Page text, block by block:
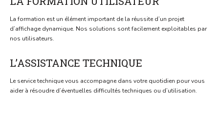
La formation est un élément important de la réussite d’un projet
d’affichage dynamique. Nos solutions sont facilement exploitables par
nos utilisateurs.
L’ASSISTANCE TECHNIQUE
Le service technique vous accompagne dans votre quotidien pour vous
aider à résoudre d’éventuelles difficultés techniques ou d’utilisation.